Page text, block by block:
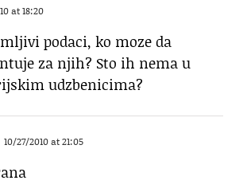
at 18:20
podaci, ko moze da
za njih? Sto ih nema u
udzbenicima?
10/27/2010 at 21:05